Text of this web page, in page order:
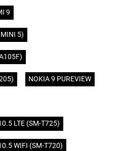
9
5)
NOKIA 9 PUREVIEW
LTE (SM-T725)
WIFI (SM-T720)